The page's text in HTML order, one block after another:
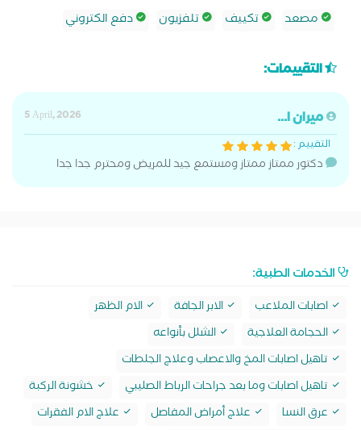
مصعد
تكييف تلفزيون دفع الكتروني
التقييمات:
ميران ا...
5 April, 2026
التقييم :
دكتور ممتاز ممتاز ومستمع جيد للمريض ومحترم جدا جدا
الخدمات الطبية:
اصابات الملاعب الابر الجافة
الام الظهر
الحجامة العلاجية
الشلل بأنواعه
تاهيل اصابات المخ والاعصاب وعلاج الجلطات
تاهيل اصابات وما بعد جراحات الرباط الصليبي
خشونة الركبة
عرق النسا
علاج أمراض المفاصل
علاج الام الفقرات